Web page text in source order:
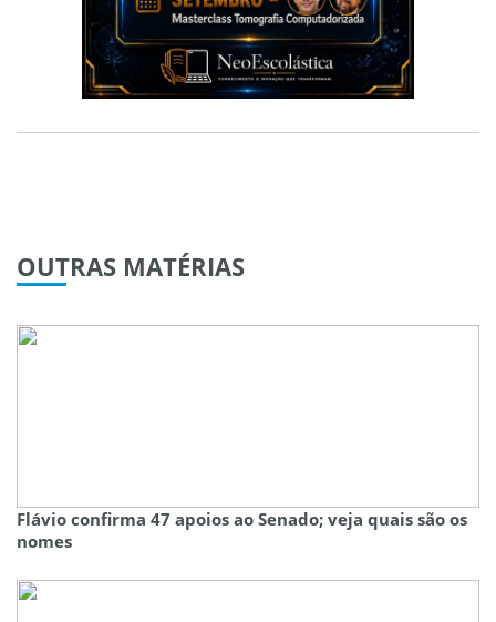
OUTRAS MATÉRIAS
Flávio confirma 47 apoios ao Senado; veja quais são os
nomes